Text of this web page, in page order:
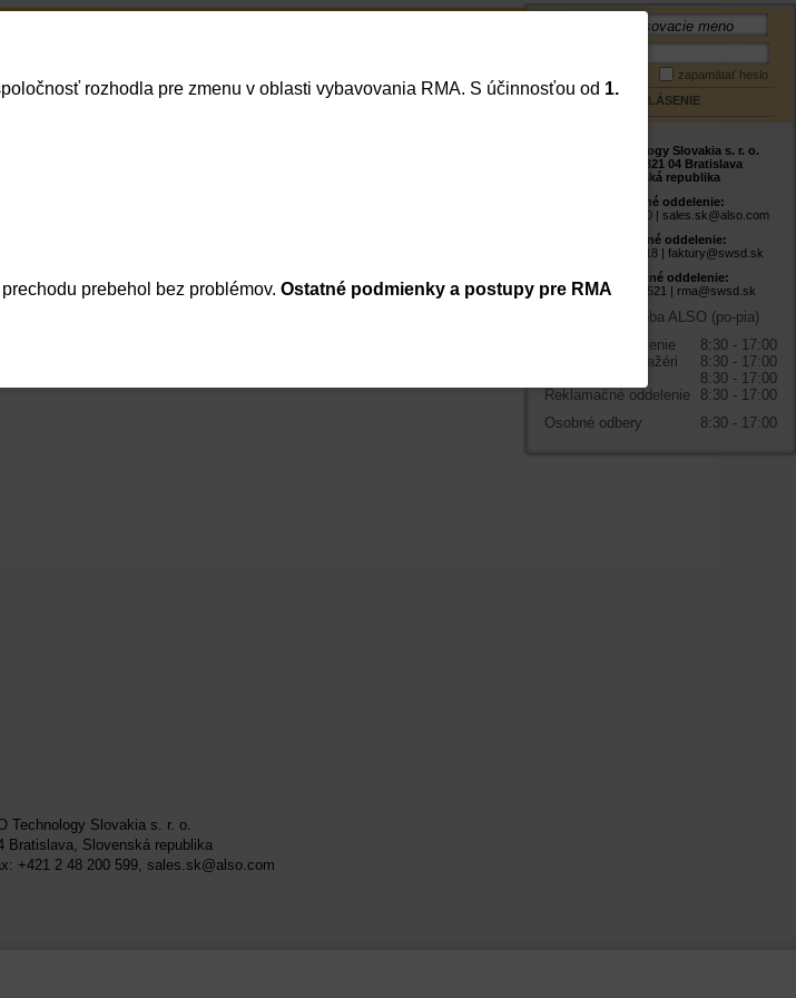
| Zabudnuté heslo
Reklamácie Košík Prihlásenie
ALSO Technology Slovakia s. r. o.
Studená 5, 821 04 Bratislava
Slovenská republika
Obchodné oddelenie:
+421 2 48 200 500 | sales.sk@also.com
Fakturačné oddelenie:
+421 2 48 200 518 | faktury@swsd.sk
Reklamačné oddelenie:
+421 2 48 200 521 | rma@swsd.sk
Prevádzková doba ALSO (po-pia)
Obchodné oddelenie
8:30 - 17:00
Produktoví manažéri
8:30 - 17:00
8:30 - 17:00
Reklamačné oddelenie
8:30 - 17:00
Osobné odbery
8:30 - 17:00
zapamätať heslo
PRIHLÁSENIE
Technology Slovakia s. r. o.
Bratislava, Slovenská republika
+421 2 48 200 599, sales.sk@also.com
rozhodla pre zmenu v oblasti vybavovania RMA. S účinnosťou od 1.
prebehol bez problémov. Ostatné podmienky a postupy pre RMA